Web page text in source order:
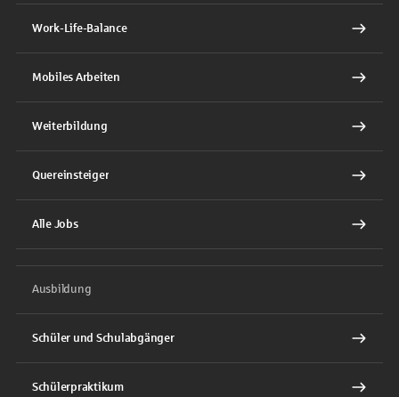
Work-Life-Balance
Mobiles Arbeiten
Weiterbildung
Quereinsteiger
Alle Jobs
Ausbildung
Schüler und Schulabgänger
Schülerpraktikum